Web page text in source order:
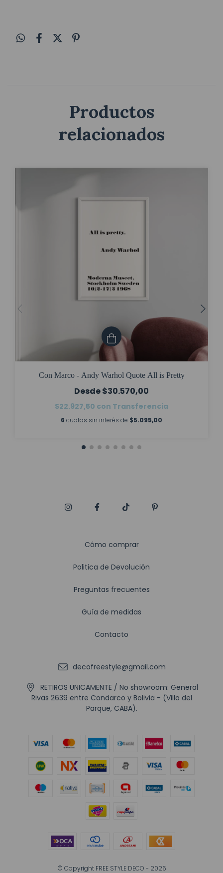
Productos
relacionados
Con Marco - Andy Warhol Quote All is Pretty
$30.570,00
$22.927,50 con Transferencia
6 cuotas sin interés de $5.095,00
Cómo comprar
Politica de Devolución
Preguntas frecuentes
Guía de medidas
Contacto
decofreestyle@gmail.com
RETIROS UNICAMENTE / No showroom: General
Rivas 2639 entre Condarco y Bolivia - (Villa del
Parque, CABA).
© Copyright FREE STYLE DECO - 2026